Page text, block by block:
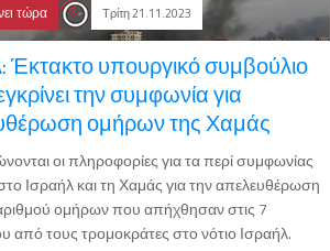
τώρα Τρίτη 21.11.2023
Έκτακτο υπουργικό συμβούλιο
την συμφωνία για
ομήρων της Χαμάς
οι πληροφορίες για τα περί συμφωνίας
Ισραήλ και τη Χαμάς για την απελευθέρωση
ομήρων που απήχθησαν στις 7
από τους τρομοκράτες στο νότιο Ισραήλ.